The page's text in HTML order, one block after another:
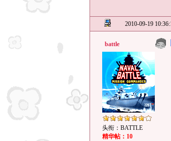
2010-09-19
battle
头衔：BATTLE
精华帖：10